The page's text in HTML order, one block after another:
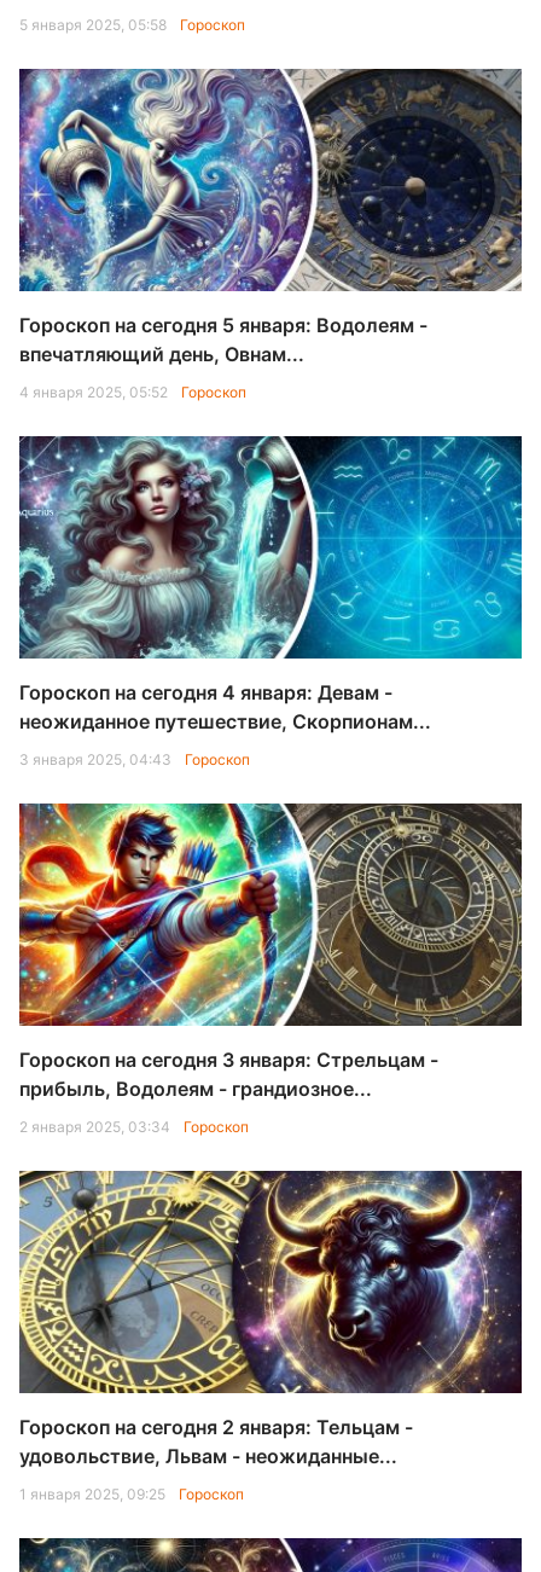
5 января 2025, 05:58 Гороскоп
Гороскоп на сегодня 5 января: Водолеям -
впечатляющий день, Овнам...
4 января 2025, 05:52 Гороскоп
Гороскоп на сегодня 4 января: Девам -
неожиданное путешествие, Скорпионам...
3 января 2025, 04:43 Гороскоп
Гороскоп на сегодня 3 января: Стрельцам -
прибыль, Водолеям - грандиозное...
2 января 2025, 03:34 Гороскоп
Гороскоп на сегодня 2 января: Тельцам -
удовольствие, Львам - неожиданные...
1 января 2025, 09:25 Гороскоп